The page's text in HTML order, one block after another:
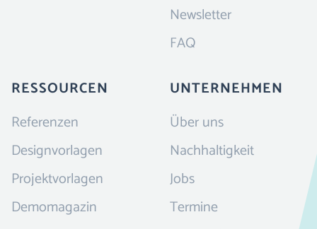
Newsletter
FAQ
RESSOURCEN
Referenzen
Designvorlagen
Projektvorlagen
Demomagazin
UNTERNEHMEN
Über uns
Nachhaltigkeit
Jobs
Termine